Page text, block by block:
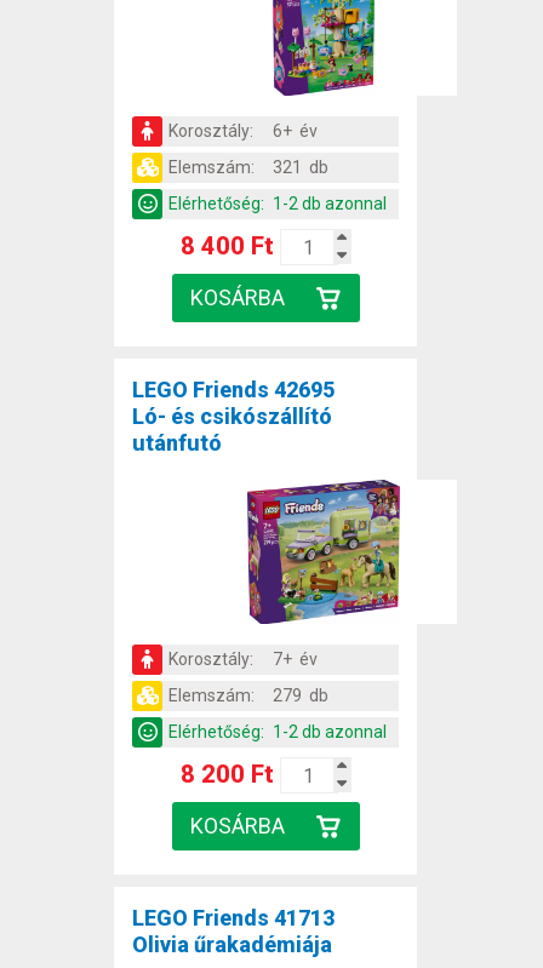
Korosztály:
6+ év
Elemszám:
321 db
Elérhetőség: 1-2 db azonnal
8 400 Ft
LEGO Friends 42695
Ló- és csikószállító
utánfutó
Korosztály:
7+ év
Elemszám:
279 db
Elérhetőség: 1-2 db azonnal
8 200 Ft
LEGO Friends 41713
Olivia űrakadémiája